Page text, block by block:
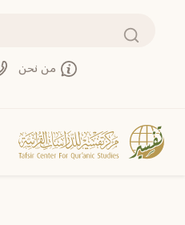
من نحن